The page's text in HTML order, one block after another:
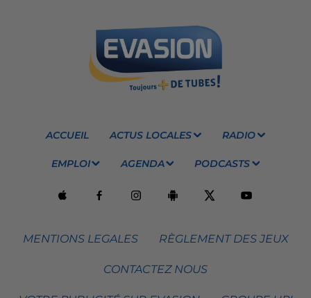
ACCUEIL ACTUS LOCALES RADIO
EMPLOI AGENDA PODCASTS
MENTIONS LEGALES RÈGLEMENT DES JEUX
CONTACTEZ NOUS